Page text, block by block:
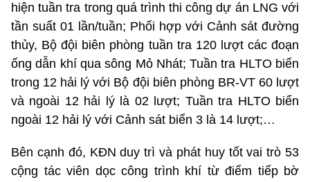
hiện tuần tra trong quá trình thi công dự án LNG với
tần suất 01 lần/tuần; Phối hợp với Cảnh sát đường
thủy, Bộ đội biên phòng tuần tra 120 lượt các đoạn
ống dẫn khí qua sông Mỏ Nhát; Tuần tra HLTO biển
trong 12 hải lý với Bộ đội biên phòng BR-VT 60 lượt
và ngoài 12 hải lý là 02 lượt; Tuần tra HLTO biển
ngoài 12 hải lý với Cảnh sát biển 3 là 14 lượt;…
Bên cạnh đó, KĐN duy trì và phát huy tốt vai trò 53
cộng tác viên dọc công trình khí từ điểm tiếp bờ